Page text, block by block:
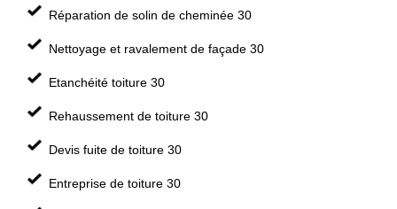
Réparation de solin de cheminée 30
Nettoyage et ravalement de façade 30
Etanchéité toiture 30
Rehaussement de toiture 30
Devis fuite de toiture 30
Entreprise de toiture 30